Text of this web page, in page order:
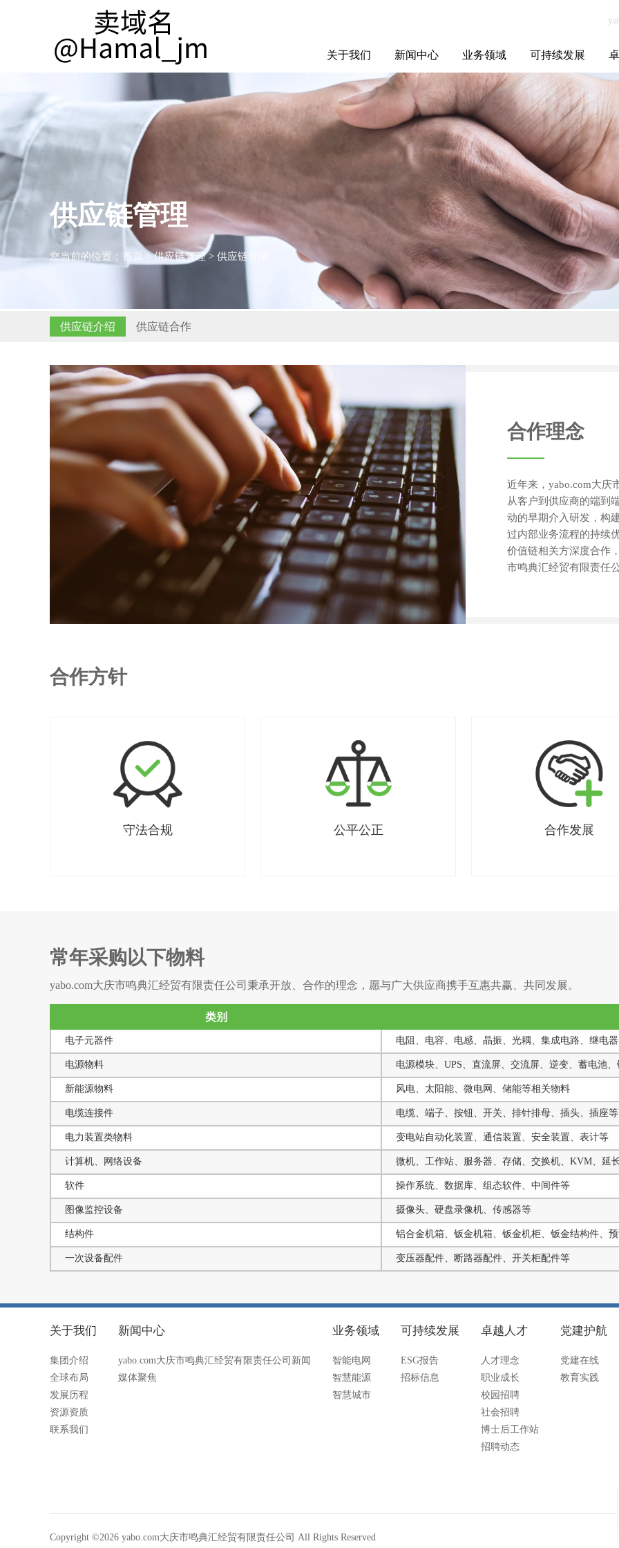
关于我们
集团介绍
全球布局
发展历程
资源资质
联系我们
新闻中心
yabo.com大庆市
鸣典汇经贸有限
责任公司新闻
媒体聚焦
业务领域
智能电网
智慧能源
智慧城市
可持续发展
ESG报告
招标信息 博
供应链管理
您当前的位置： 首页 >供应链管理> 供应链介绍
供应链介绍 供应链合作
合作理念
近年来，yabo.com大庆
从客户到供应商的端到
动的早期介入研发，构
过内部业务流程的持续
价值链相关方深度合作
市鸣典汇经贸有限责任
合作方针
守法合规 公平公正 合作发展
常年采购以下物料
yabo.com大庆市鸣典汇经贸有限责任公司秉承开放、合作的理念，愿与广大供应商携手互惠共赢、共同发展。
类别
电子元器件 电阻、电容、电感、晶振、光耦、集成电路、继电
电源物料 电源模块、UPS、直流屏、交流屏、逆变、蓄电池
新能源物料 风电、太阳能、微电网、储能等相关物料
电缆连接件 电缆、端子、按钮、开关、排针排母、插头、插座等
电力装置类物料 变电站自动化装置、通信装置、安全装置、表计等
计算机、网络设备 微机、工作站、服务器、存储、交换机、KVM、延
软件 操作系统、数据库、组态软件、中间件等
图像监控设备 摄像头、硬盘录像机、传感器等
结构件 铝合金机箱、钣金机箱、钣金机柜、钣金结构件、
一次设备配件 变压器配件、断路器配件、开关柜配件等
关于我们
集团介绍
全球布局
发展历程
资源资质
联系我们
新闻中心
yabo.com大庆市鸣典汇经贸有限责任公司新闻
媒体聚焦
业务领域
智能电网
智慧能源
智慧城市
可持续发展
ESG报告
招标信息
卓越人才
人才理念
职业成长
校园招聘
社会招聘
博士后工作站
招聘动态
党建护航
党建在线
教育实践
Copyright ©2026 yabo.com大庆市鸣典汇经贸有限责任公司 All Rights Reserved